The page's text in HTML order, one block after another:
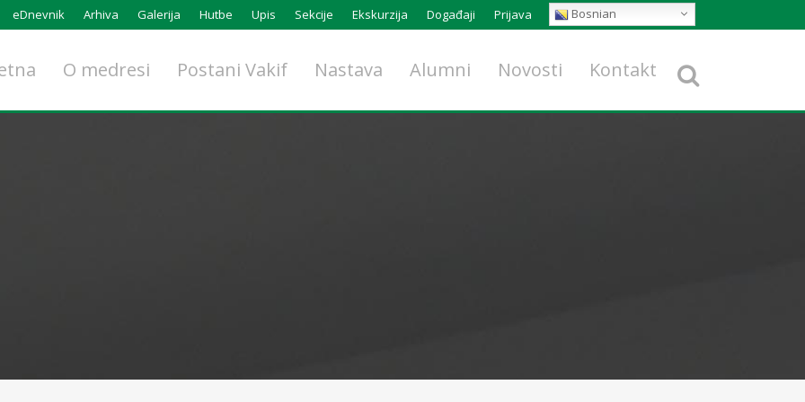
eDnevnik Arhiva Galerija Hutbe Upis Sekcije Ekskurzija Događaji Prijava Bosnian
O medresi Postani Vakif Nastava Alumni Novosti Kontakt